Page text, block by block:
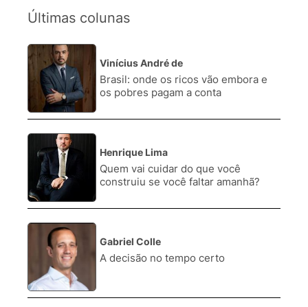
Últimas colunas
Vinícius André de
Brasil: onde os ricos vão embora e
os pobres pagam a conta
2.
Henrique Lima
Quem vai cuidar do que você
construiu se você faltar amanhã?
Gabriel Colle
A decisão no tempo certo